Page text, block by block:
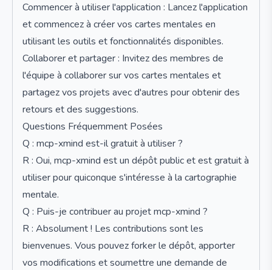
Commencer à utiliser l'application : Lancez l'application
et commencez à créer vos cartes mentales en
utilisant les outils et fonctionnalités disponibles.
Collaborer et partager : Invitez des membres de
l'équipe à collaborer sur vos cartes mentales et
partagez vos projets avec d'autres pour obtenir des
retours et des suggestions.
Questions Fréquemment Posées
Q : mcp-xmind est-il gratuit à utiliser ?
R : Oui, mcp-xmind est un dépôt public et est gratuit à
utiliser pour quiconque s'intéresse à la cartographie
mentale.
Q : Puis-je contribuer au projet mcp-xmind ?
R : Absolument ! Les contributions sont les
bienvenues. Vous pouvez forker le dépôt, apporter
vos modifications et soumettre une demande de